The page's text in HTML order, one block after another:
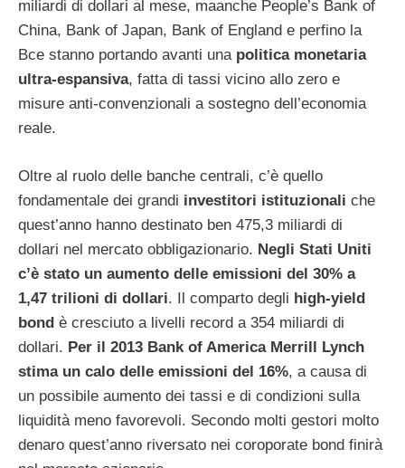
miliardi di dollari al mese, maanche People’s Bank of
China, Bank of Japan, Bank of England e perfino la
Bce stanno portando avanti una politica monetaria
ultra-espansiva, fatta di tassi vicino allo zero e
misure anti-convenzionali a sostegno dell’economia
reale.
Oltre al ruolo delle banche centrali, c’è quello
fondamentale dei grandi investitori istituzionali che
quest’anno hanno destinato ben 475,3 miliardi di
dollari nel mercato obbligazionario. Negli Stati Uniti
c’è stato un aumento delle emissioni del 30% a
1,47 trilioni di dollari. Il comparto degli high-yield
bond è cresciuto a livelli record a 354 miliardi di
dollari. Per il 2013 Bank of America Merrill Lynch
stima un calo delle emissioni del 16%, a causa di
un possibile aumento dei tassi e di condizioni sulla
liquidità meno favorevoli. Secondo molti gestori molto
denaro quest’anno riversato nei coroporate bond finirà